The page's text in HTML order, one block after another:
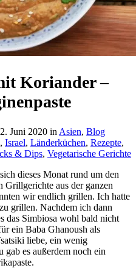
Koriander –
Juni 2020 in Asien, Blog
, Israel, Länderküchen, Rezepte,
& Dips, Vegetarische Gerichte
dieses Monat rund um den
Grillgerichte aus der ganzen
wir endlich grillen. Ich hatte
grillen. Nachdem ich dann
das Simbiosa wohl bald nicht
ein Baba Ghanoush als
liebe, ein wenig
gab es außerdem noch ein